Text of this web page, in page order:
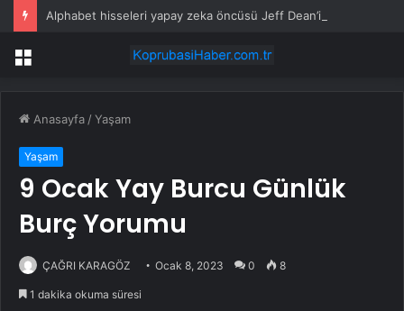
Menü
Anasayfa /Yaşam
Yaşam
9 Ocak Yay Burcu Günlük
Burç Yorumu
ÇAĞRI KARAGÖZ Ocak 8, 2023 0 8
1 dakika okuma süresi